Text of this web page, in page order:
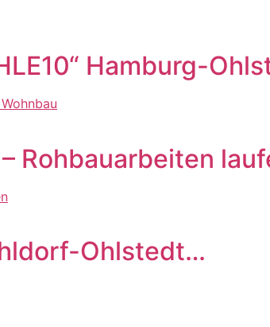
Hamburg-
Rohbauarbeiten
Ohlstedt…